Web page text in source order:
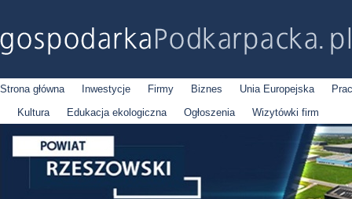
Strona główna Inwestycje Firmy Biznes Unia Europejska
Kultura
Edukacja ekologiczna Ogłoszenia Wizytówki firm